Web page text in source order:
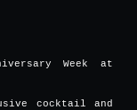
Week at
cocktail and